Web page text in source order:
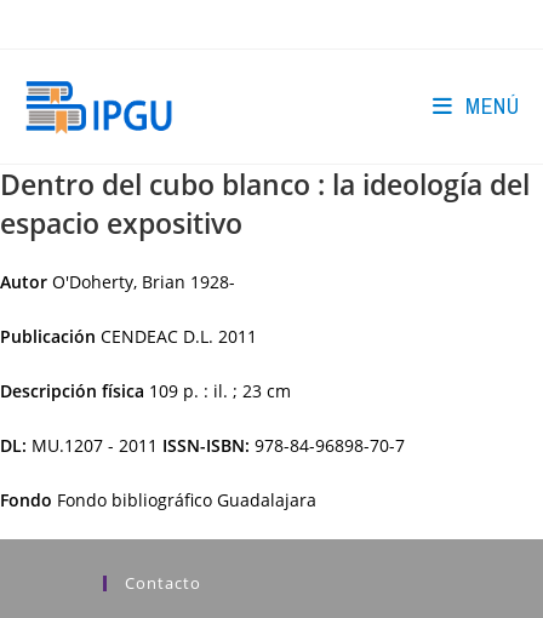
MENÚ
Dentro del cubo blanco : la ideología del
espacio expositivo
Autor O'Doherty, Brian 1928-
Publicación CENDEAC D.L. 2011
Descripción física 109 p. : il. ; 23 cm
DL: MU.1207 - 2011 ISSN-ISBN: 978-84-96898-70-7
Fondo Fondo bibliográfico Guadalajara
Contacto